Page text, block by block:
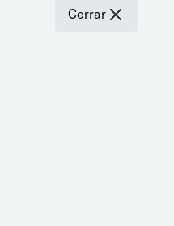
Cerrar